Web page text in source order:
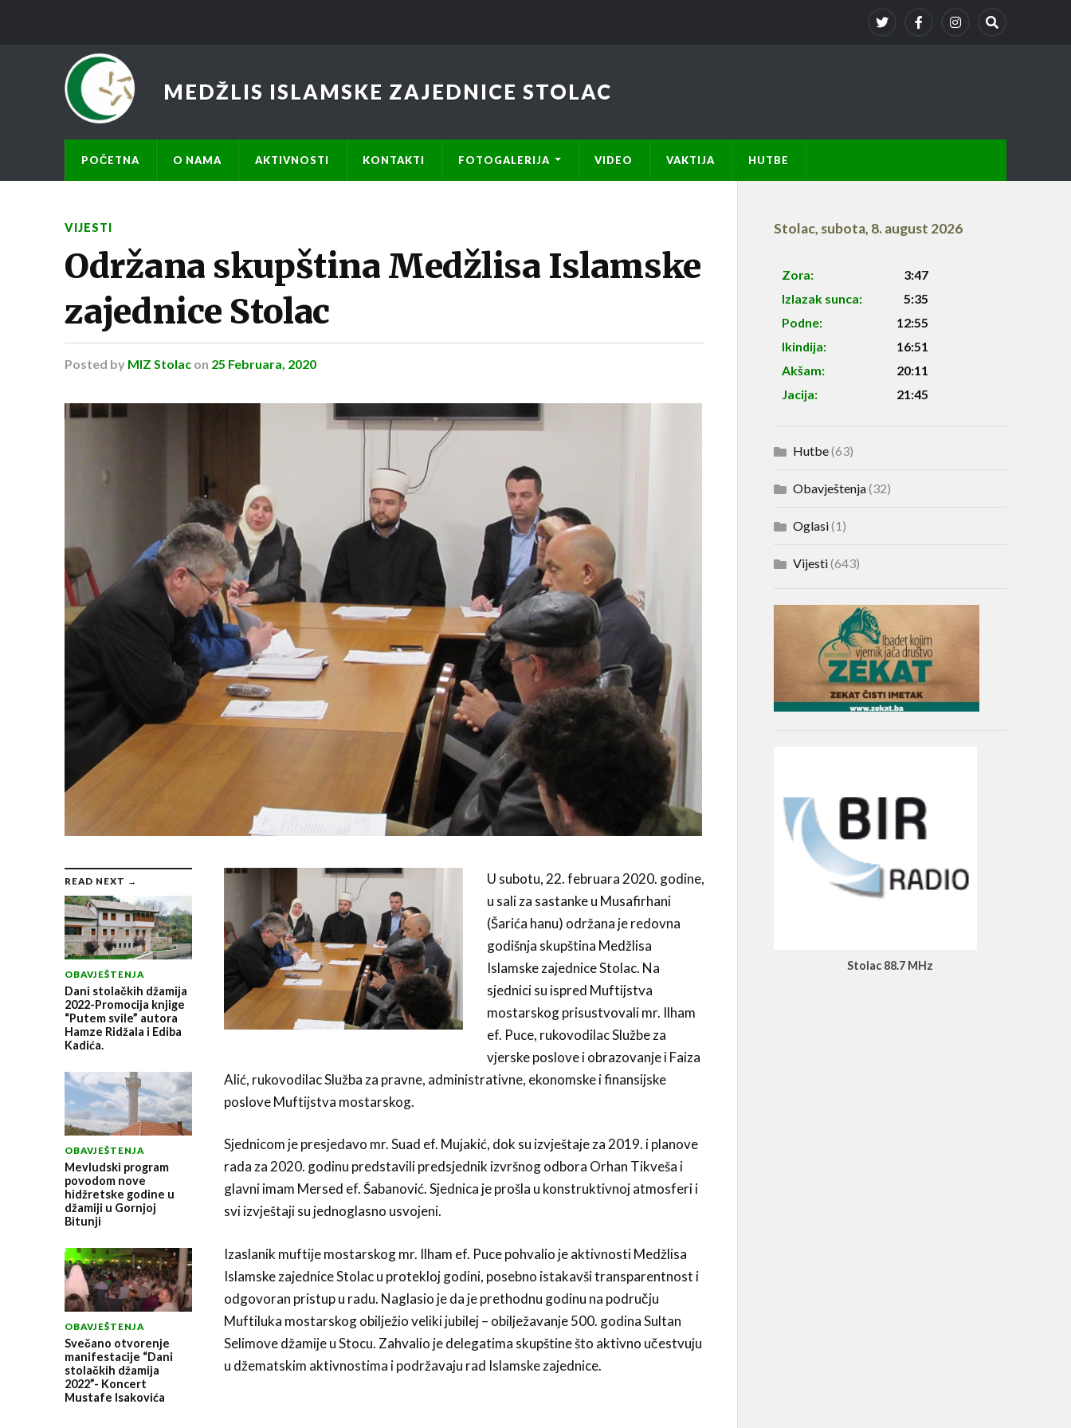
MEDŽLIS ISLAMSKE ZAJEDNICE STOLAC
POČETNA O NAMA AKTIVNOSTI KONTAKTI FOTOGALERIJA VIDEO VAKTIJA HUTBE
VIJESTI
Održana skupština Medžlisa Islamske
zajednice Stolac
Posted by MIZ Stolac on 25 Februara, 2020
READ NEXT →
OBAVJEŠTENJA
Dani stolačkih džamija
2022-Promocija knjige
“Putem svile” autora
Hamze Ridžala i Ediba
Kadića.
OBAVJEŠTENJA
Mevludski program
povodom nove
hidžretske godine u
džamiji u Gornjoj
Bitunji
OBAVJEŠTENJA
Svečano otvorenje
manifestacije “Dani
stolačkih džamija
2022”- Koncert
Mustafe Isakovića
U subotu, 22. februara 2020. godine,
u sali za sastanke u Musafirhani
(Šarića hanu) održana je redovna
godišnja skupština Medžlisa
Islamske zajednice Stolac. Na
sjednici su ispred Muftijstva
mostarskog prisustvovali mr. Ilham
ef. Puce, rukovodilac Službe za
vjerske poslove i obrazovanje i Faiza
Alić, rukovodilac Služba za pravne, administrativne, ekonomske i finansijske
poslove Muftijstva mostarskog.
Sjednicom je presjedavo mr. Suad ef. Mujakić, dok su izvještaje za 2019. i planove
rada za 2020. godinu predstavili predsjednik izvršnog odbora Orhan Tikveša i
glavni imam Mersed ef. Šabanović. Sjednica je prošla u konstruktivnoj atmosferi i
svi izvještaji su jednoglasno usvojeni.
Izaslanik muftije mostarskog mr. Ilham ef. Puce pohvalio je aktivnosti Medžlisa
Islamske zajednice Stolac u protekloj godini, posebno istakavši transparentnost i
odgovoran pristup u radu. Naglasio je da je prethodnu godinu na području
Muftiluka mostarskog obilježio veliki jubilej – obilježavanje 500. godina Sultan
Selimove džamije u Stocu. Zahvalio je delegatima skupštine što aktivno učestvuju
u džematskim aktivnostima i podržavaju rad Islamske zajednice.
Stolac, subota, 8. august 2026
Zora:
3:47
Izlazak sunca:
5:35
Podne:
12:55
Ikindija:
16:51
Akšam:
20:11
Jacija:
21:45
Hutbe(63)
Obavještenja(32)
Oglasi(1)
Vijesti(643)
Stolac 88.7 MHz